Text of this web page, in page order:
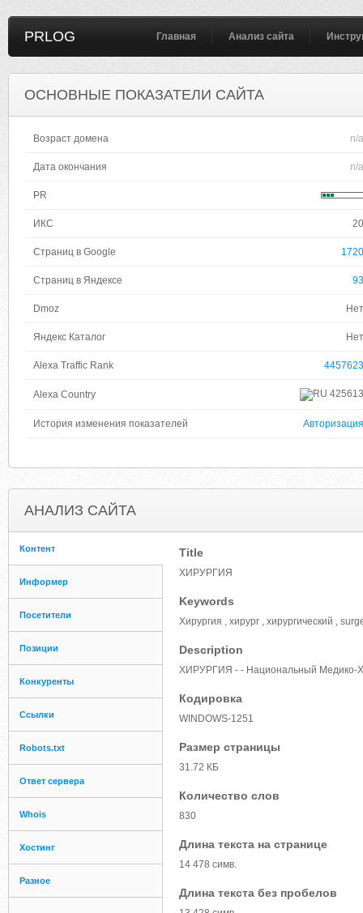
PRLOG Главная Анализ сайта
ОСНОВНЫЕ ПОКАЗАТЕЛИ САЙТА
Возраст домена n/a
Дата окончания n/a
PR
ИКС 20
Страниц в Google 1720
Страниц в Яндексе 93
Dmoz Нет
Яндекс Каталог Нет
Alexa Traffic Rank 4457623
Alexa Country 425613
История изменения показателей Авторизация
АНАЛИЗ САЙТА
Контент
Информер
Посетители
Позиции
Конкуренты
Ссылки
Robots.txt
Ответ сервера
Whois
Хостинг
Разное
Title
ХИРУРГИЯ
Keywords
Хирургия , хирург , хирургический ,
Description
ХИРУРГИЯ - - Национальный Медико-
Кодировка
WINDOWS-1251
Размер страницы
31.72 КБ
Количество слов
830
Длина текста на странице
14 478 симв.
Длина текста без пробелов